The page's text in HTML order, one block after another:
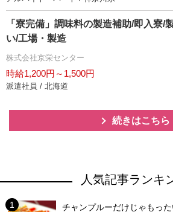
「寮完備」調味料の製造補助/即入寮/
い/工場・製造
株式会社京栄センター
時給1,200円～1,500円
派遣社員 / 北海道
続きはこちら
人気記事ランキ
チャンプルーだけじゃもっ